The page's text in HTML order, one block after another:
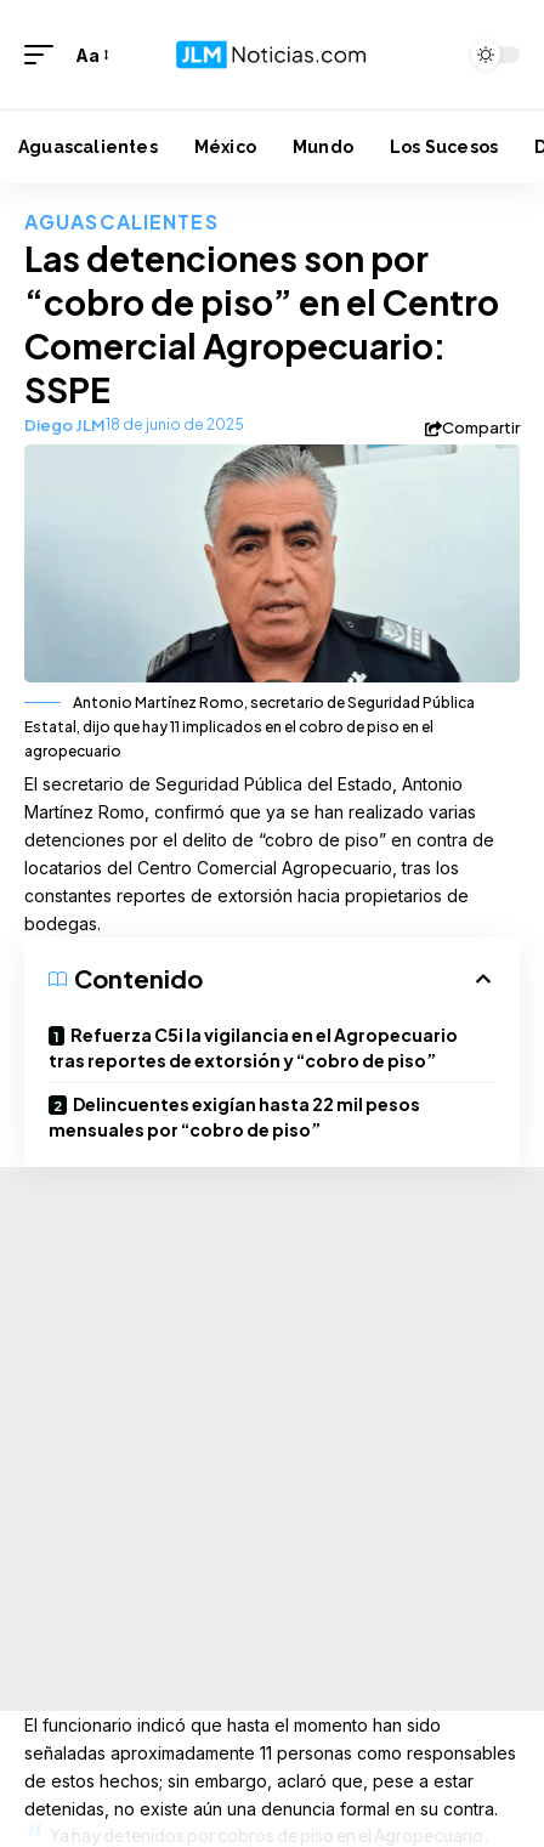
Aa
Aguascalientes México Mundo Los Sucesos
AGUASCALIENTES
Las detenciones son por
“cobro de piso” en el Centro
Comercial Agropecuario:
SSPE
Diego JLM18 de junio de 2025 Compartir
Antonio Martínez Romo, secretario de Seguridad Pública
Estatal, dijo que hay 11 implicados en el cobro de piso en el
agropecuario
El secretario de Seguridad Pública del Estado, Antonio
Martínez Romo, confirmó que ya se han realizado varias
detenciones por el delito de “cobro de piso” en contra de
locatarios del Centro Comercial Agropecuario, tras los
constantes reportes de extorsión hacia propietarios de
bodegas.
Contenido
Refuerza C5i la vigilancia en el Agropecuario
tras reportes de extorsión y “cobro de piso”
Delincuentes exigían hasta 22 mil pesos
mensuales por “cobro de piso”
El funcionario indicó que hasta el momento han sido
señaladas aproximadamente 11 personas como responsables
de estos hechos; sin embargo, aclaró que, pese a estar
detenidas, no existe aún una denuncia formal en su contra.
Ya hay detenidos por cobros de piso en el Agropecuario,